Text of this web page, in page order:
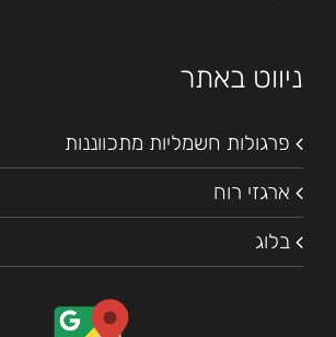
ניווט באתר
פרגולות חשמליות מתכווננות
ארגזי רוח
בלוג